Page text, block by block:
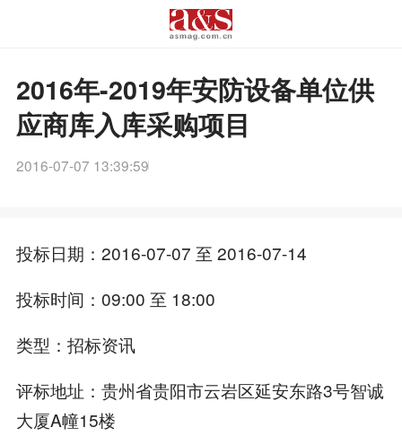
2016年-2019年安防设备单位供
应商库入库采购项目
2016-07-07 13:39:59
投标日期：2016-07-07 至 2016-07-14
投标时间：09:00 至 18:00
类型：招标资讯
评标地址：贵州省贵阳市云岩区延安东路3号智诚
大厦A幢15楼